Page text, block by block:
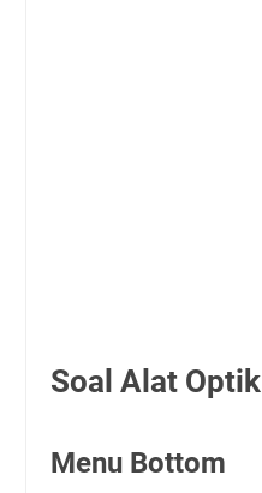
Soal Alat Optik
Menu Bottom